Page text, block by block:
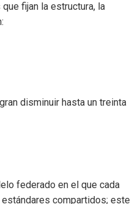
fijan la estructura, la
disminuir hasta un treinta
federado en el que cada
compartidos; este